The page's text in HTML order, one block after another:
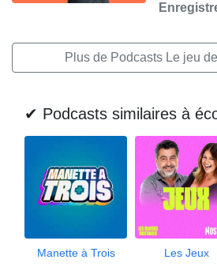
Plus de Podcasts Le jeu
✔ Podcasts similaires à
Manette à Trois Les Jeux